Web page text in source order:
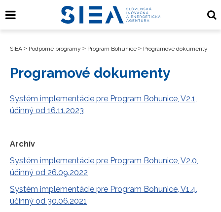
SIEA > Podporné programy > Program Bohunice > Programové dokumenty
Programové dokumenty
Systém implementácie pre Program Bohunice, V2.1,
účinný od 16.11.2023
Archív
Systém implementácie pre Program Bohunice, V2.0,
účinný od 26.09.2022
Systém implementácie pre Program Bohunice, V1.4,
účinný od 30.06.2021